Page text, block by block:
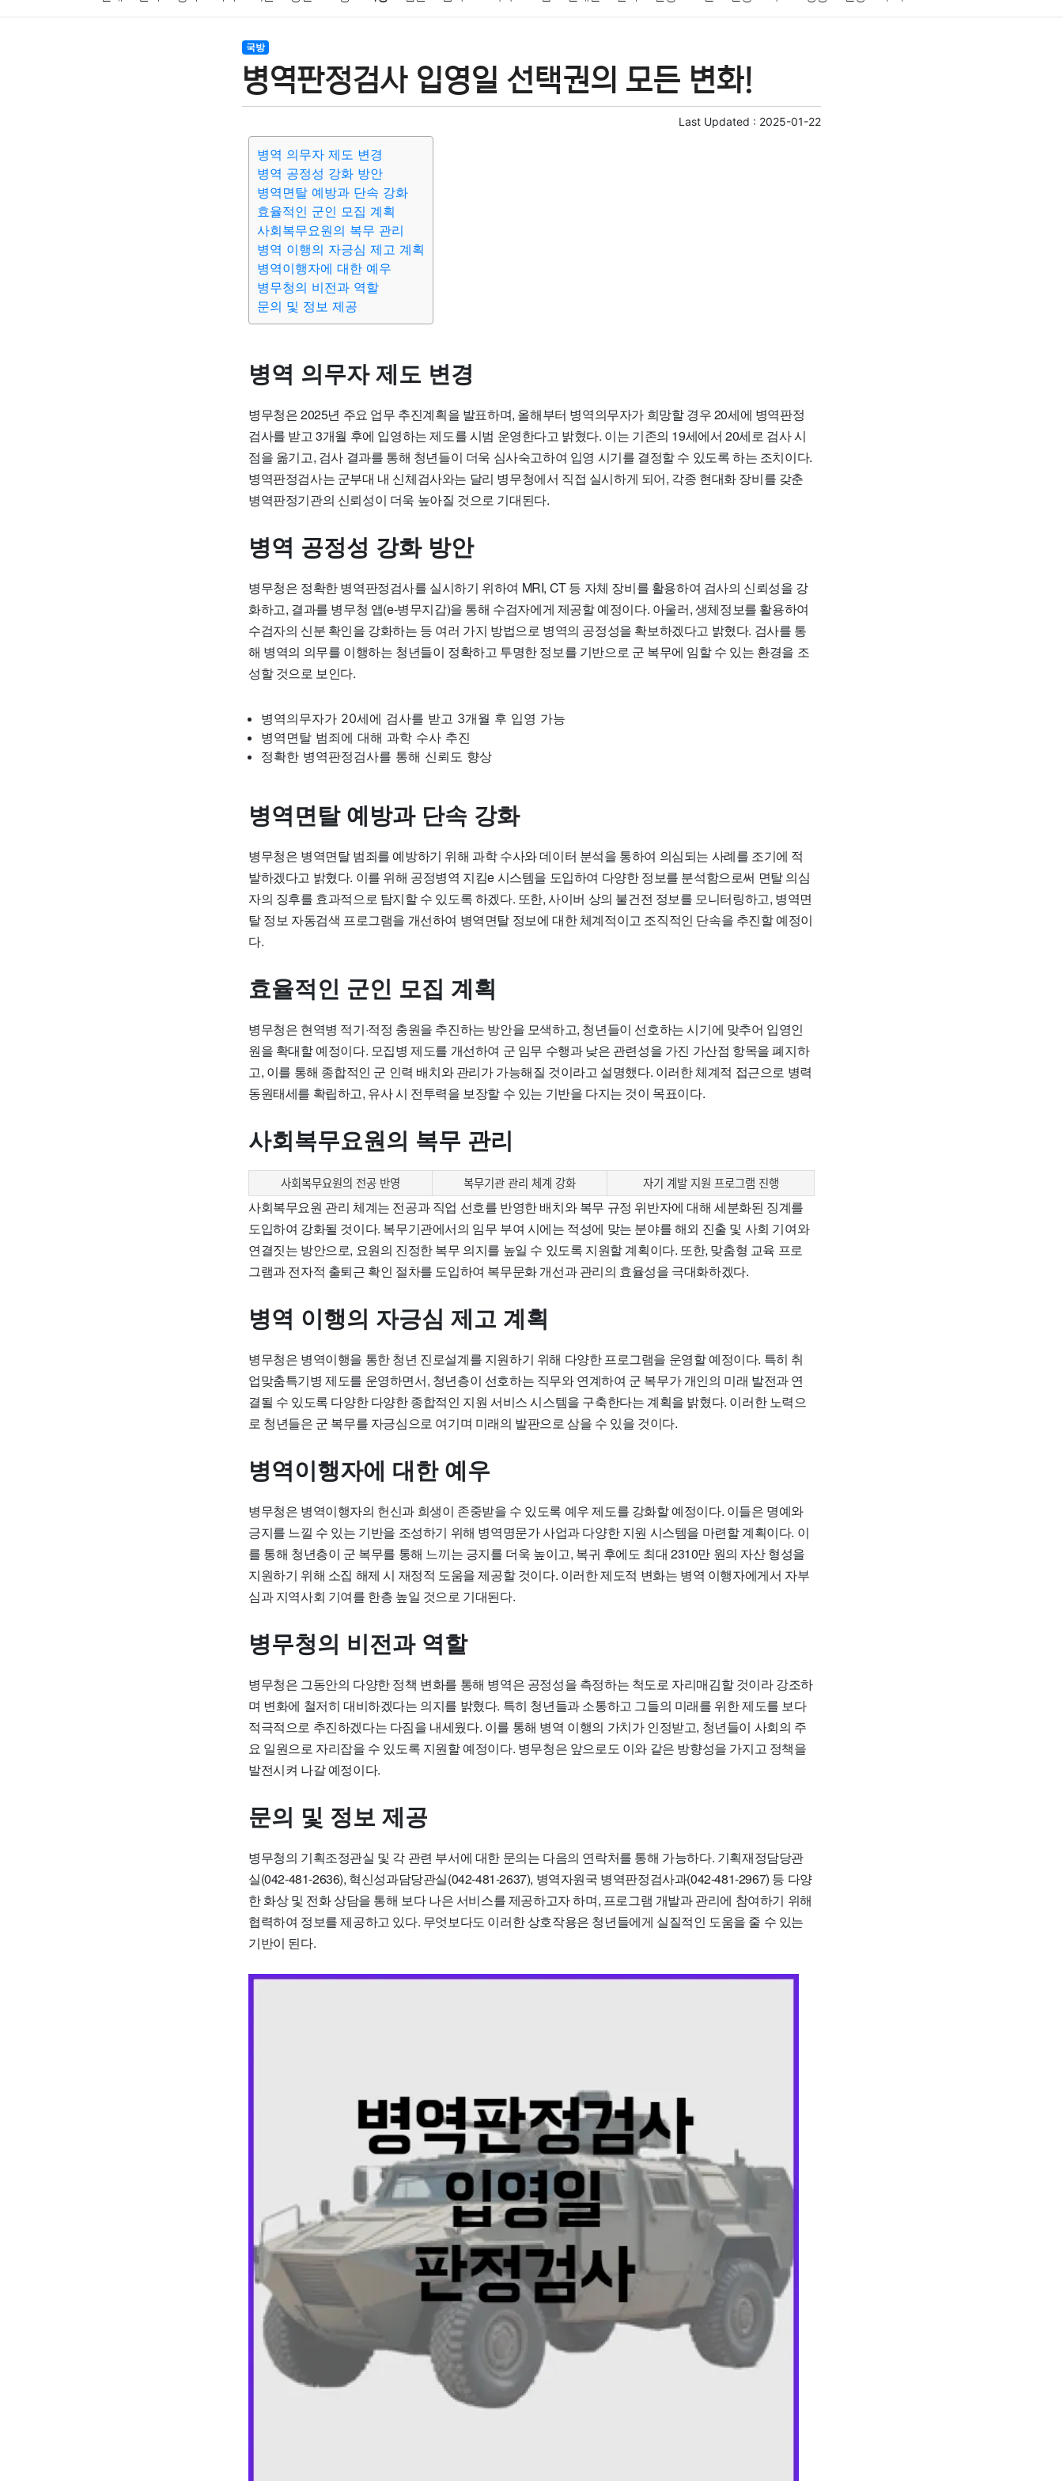
결혼 육아
기술 종교 사회 정치 건강 의료 의학 경제 마케팅 부동산 외국어 교육 교통
국방
병역판정검사 입영일 선택권의 모든 변화!
Last Updated : 2025-01-22
병역 의무자 제도 변경
병역 공정성 강화 방안
병역면탈 예방과 단속 강화
효율적인 군인 모집 계획
사회복무요원의 복무 관리
병역 이행의 자긍심 제고 계획
병역이행자에 대한 예우
병무청의 비전과 역할
문의 및 정보 제공
병역 의무자 제도 변경
병무청은 2025년 주요 업무 추진계획을 발표하며, 올해부터 병역의무자가 희망할 경우 20세에 병역판정
검사를 받고 3개월 후에 입영하는 제도를 시범 운영한다고 밝혔다. 이는 기존의 19세에서 20세로 검사 시
점을 옮기고, 검사 결과를 통해 청년들이 더욱 심사숙고하여 입영 시기를 결정할 수 있도록 하는 조치이다.
병역판정검사는 군부대 내 신체검사와는 달리 병무청에서 직접 실시하게 되어, 각종 현대화 장비를 갖춘
병역판정기관의 신뢰성이 더욱 높아질 것으로 기대된다.
병역 공정성 강화 방안
병무청은 정확한 병역판정검사를 실시하기 위하여 MRI, CT 등 자체 장비를 활용하여 검사의 신뢰성을 강
화하고, 결과를 병무청 앱(e-병무지갑)을 통해 수검자에게 제공할 예정이다. 아울러, 생체정보를 활용하여
수검자의 신분 확인을 강화하는 등 여러 가지 방법으로 병역의 공정성을 확보하겠다고 밝혔다. 검사를 통
해 병역의 의무를 이행하는 청년들이 정확하고 투명한 정보를 기반으로 군 복무에 임할 수 있는 환경을 조
성할 것으로 보인다.
병역의무자가 20세에 검사를 받고 3개월 후 입영 가능
병역면탈 범죄에 대해 과학 수사 추진
정확한 병역판정검사를 통해 신뢰도 향상
병역면탈 예방과 단속 강화
병무청은 병역면탈 범죄를 예방하기 위해 과학 수사와 데이터 분석을 통하여 의심되는 사례를 조기에 적
발하겠다고 밝혔다. 이를 위해 공정병역 지킴e 시스템을 도입하여 다양한 정보를 분석함으로써 면탈 의심
자의 징후를 효과적으로 탐지할 수 있도록 하겠다. 또한, 사이버 상의 불건전 정보를 모니터링하고, 병역면
탈 정보 자동검색 프로그램을 개선하여 병역면탈 정보에 대한 체계적이고 조직적인 단속을 추진할 예정이
다.
효율적인 군인 모집 계획
병무청은 현역병 적기·적정 충원을 추진하는 방안을 모색하고, 청년들이 선호하는 시기에 맞추어 입영인
원을 확대할 예정이다. 모집병 제도를 개선하여 군 임무 수행과 낮은 관련성을 가진 가산점 항목을 폐지하
고, 이를 통해 종합적인 군 인력 배치와 관리가 가능해질 것이라고 설명했다. 이러한 체계적 접근으로 병력
동원태세를 확립하고, 유사 시 전투력을 보장할 수 있는 기반을 다지는 것이 목표이다.
사회복무요원의 복무 관리
사회복무요원의 전공 반영 복무기관 관리 체계 강화 자기 계발 지원 프로그램 진행
사회복무요원 관리 체계는 전공과 직업 선호를 반영한 배치와 복무 규정 위반자에 대해 세분화된 징계를
도입하여 강화될 것이다. 복무기관에서의 임무 부여 시에는 적성에 맞는 분야를 해외 진출 및 사회 기여와
연결짓는 방안으로, 요원의 진정한 복무 의지를 높일 수 있도록 지원할 계획이다. 또한, 맞춤형 교육 프로
그램과 전자적 출퇴근 확인 절차를 도입하여 복무문화 개선과 관리의 효율성을 극대화하겠다.
병역 이행의 자긍심 제고 계획
병무청은 병역이행을 통한 청년 진로설계를 지원하기 위해 다양한 프로그램을 운영할 예정이다. 특히 취
업맞춤특기병 제도를 운영하면서, 청년층이 선호하는 직무와 연계하여 군 복무가 개인의 미래 발전과 연
결될 수 있도록 다양한 다양한 종합적인 지원 서비스 시스템을 구축한다는 계획을 밝혔다. 이러한 노력으
로 청년들은 군 복무를 자긍심으로 여기며 미래의 발판으로 삼을 수 있을 것이다.
병역이행자에 대한 예우
병무청은 병역이행자의 헌신과 희생이 존중받을 수 있도록 예우 제도를 강화할 예정이다. 이들은 명예와
긍지를 느낄 수 있는 기반을 조성하기 위해 병역명문가 사업과 다양한 지원 시스템을 마련할 계획이다. 이
를 통해 청년층이 군 복무를 통해 느끼는 긍지를 더욱 높이고, 복귀 후에도 최대 2310만 원의 자산 형성을
지원하기 위해 소집 해제 시 재정적 도움을 제공할 것이다. 이러한 제도적 변화는 병역 이행자에게서 자부
심과 지역사회 기여를 한층 높일 것으로 기대된다.
병무청의 비전과 역할
병무청은 그동안의 다양한 정책 변화를 통해 병역은 공정성을 측정하는 척도로 자리매김할 것이라 강조하
며 변화에 철저히 대비하겠다는 의지를 밝혔다. 특히 청년들과 소통하고 그들의 미래를 위한 제도를 보다
적극적으로 추진하겠다는 다짐을 내세웠다. 이를 통해 병역 이행의 가치가 인정받고, 청년들이 사회의 주
요 일원으로 자리잡을 수 있도록 지원할 예정이다. 병무청은 앞으로도 이와 같은 방향성을 가지고 정책을
발전시켜 나갈 예정이다.
문의 및 정보 제공
병무청의 기획조정관실 및 각 관련 부서에 대한 문의는 다음의 연락처를 통해 가능하다. 기획재정담당관
실(042-481-2636), 혁신성과담당관실(042-481-2637), 병역자원국 병역판정검사과(042-481-2967) 등 다양
한 화상 및 전화 상담을 통해 보다 나은 서비스를 제공하고자 하며, 프로그램 개발과 관리에 참여하기 위해
협력하여 정보를 제공하고 있다. 무엇보다도 이러한 상호작용은 청년들에게 실질적인 도움을 줄 수 있는
기반이 된다.